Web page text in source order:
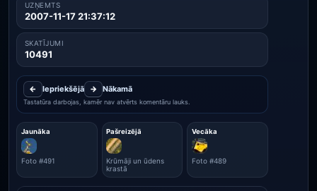
UZŅEMTS
2007-11-17 21:37:12
SKATĪJUMI
10491
← Iepriekšējā → Nākamā
Tastatūra darbojas, kamēr nav atvērts komentāru lauks.
Jaunāka
Foto #491
Pašreizējā
Krūmāji un ūdens
krastā
Vecāka
Foto #489